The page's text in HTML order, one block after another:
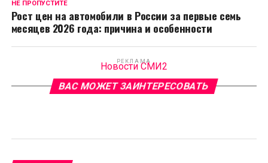
НЕ ПРОПУСТИТЕ
Рост цен на автомобили в России за первые семь
месяцев 2026 года: причина и особенности
РЕКЛАМА
Новости СМИ2
ВАС МОЖЕТ ЗАИНТЕРЕСОВАТЬ